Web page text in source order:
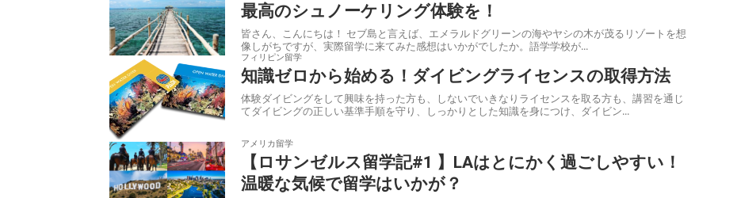
最高のシュノーケリング体験を！
皆さん、こんにちは！ セブ島と言えば、エメラルドグリーンの海やヤシの木が茂るリゾートを想
像しがちですが、実際留学に来てみた感想はいかがでしたか。語学学校が...
フィリピン留学
知識ゼロから始める！ダイビングライセンスの取得方法
体験ダイビングをして興味を持った方も、しないでいきなりライセンスを取る方も、講習を通じ
てダイビングの正しい基準手順を守り、しっかりとした知識を身につけ、ダイビン...
アメリカ留学
【ロサンゼルス留学記#1 】LAはとにかく過ごしやすい！
温暖な気候で留学はいかが？